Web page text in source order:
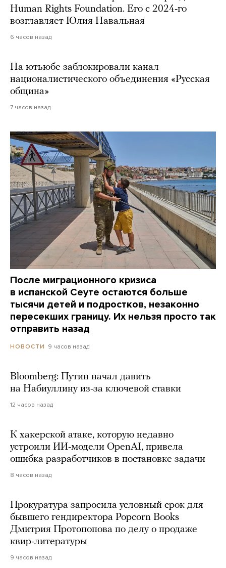
Human Rights Foundation. Его с 2024-го
возглавляет Юлия Навальная
6 часов назад
На ютьюбе заблокировали канал
националистического объединения «Русская
община»
7 часов назад
После миграционного кризиса
в испанской Сеуте остаются больше
тысячи детей и подростков, незаконно
пересекших границу. Их нельзя просто так
отправить назад
НОВОСТИ 9 часов назад
Bloomberg: Путин начал давить
на Набиуллину из-за ключевой ставки
12 часов назад
К хакерской атаке, которую недавно
устроили ИИ-модели OpenAI, привела
ошибка разработчиков в постановке задачи
8 часов назад
Прокуратура запросила условный срок для
бывшего гендиректора Popcorn Books
Дмитрия Протопопова по делу о продаже
квир-литературы
9 часов назад